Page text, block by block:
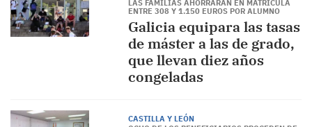
LAS FAMILIAS AHORRARÁN EN MATRÍCULA
ENTRE 308 Y 1.150 EUROS POR ALUMNO
Galicia equipara las tasas
de máster a las de grado,
que llevan diez años
congeladas
CASTILLA Y LEÓN